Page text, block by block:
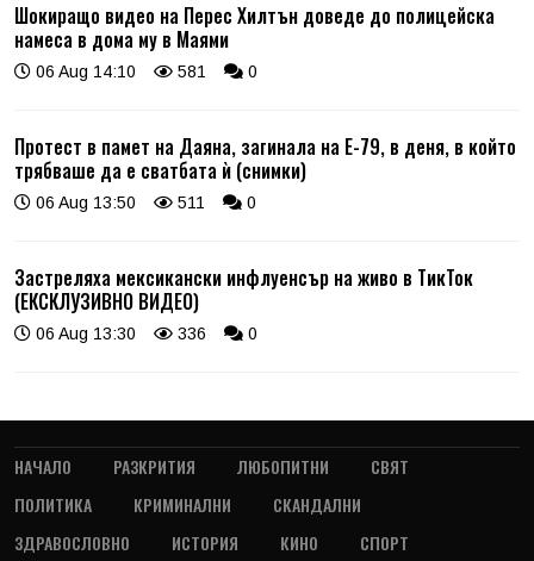
Шокиращо видео на Перес Хилтън доведе до полицейска
намеса в дома му в Маями
06 Aug 14:10 581 0
Протест в памет на Даяна, загинала на Е-79, в деня, в който
трябваше да е сватбата ѝ (снимки)
06 Aug 13:50 511 0
Застреляха мексикански инфлуенсър на живо в ТикТок
(ЕКСКЛУЗИВНО ВИДЕО)
06 Aug 13:30 336 0
НАЧАЛО РАЗКРИТИЯ ЛЮБОПИТНИ
СВЯТ
ПОЛИТИКА
КРИМИНАЛНИ
СКАНДАЛНИ
ЗДРАВОСЛОВНО
ИСТОРИЯ КИНО СПОРТ